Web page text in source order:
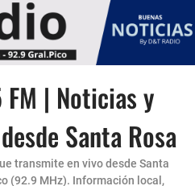
| Noticias y
Santa Rosa
transmite en vivo desde Santa
(92.9 MHz). Información local,
Nuestros Mayores
preparados, hijos con carácter”